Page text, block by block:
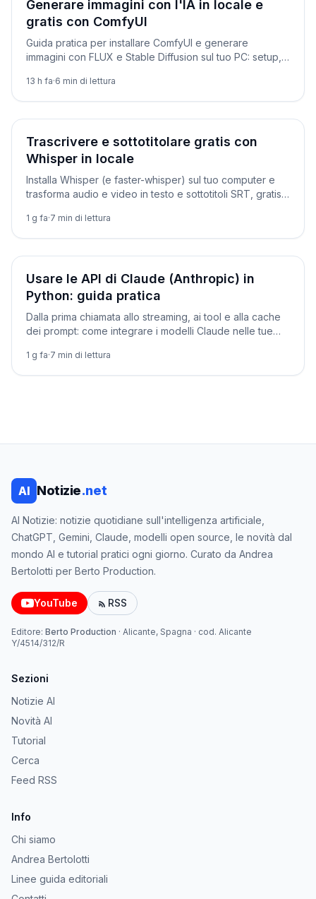
Generare immagini con l'IA in locale e
gratis con ComfyUI
Guida pratica per installare ComfyUI e generare
immagini con FLUX e Stable Diffusion sul tuo PC: setup,
esempio ed errori comuni.
13 h fa·6 min di lettura
Tutorial
Trascrivere e sottotitolare gratis con
Whisper in locale
Installa Whisper (e faster-whisper) sul tuo computer e
trasforma audio e video in testo e sottotitoli SRT, gratis
1 g fa·7 min di lettura
Tutorial
Usare le API di Claude (Anthropic) in
Python: guida pratica
Dalla prima chiamata allo streaming, ai tool e alla cache
dei prompt: come integrare i modelli Claude nelle tue
1 g fa·7 min di lettura
AI Notizie.net
AI Notizie: notizie quotidiane sull'intelligenza artificiale,
ChatGPT, Gemini, Claude, modelli open source, le novità dal
mondo AI e tutorial pratici ogni giorno. Curato da Andrea
Bertolotti per Berto Production.
YouTube RSS
Editore: Berto Production · Alicante, Spagna · cod. Alicante
Y/4514/312/R
Sezioni
Notizie AI
Novità AI
Tutorial
Cerca
Feed RSS
Info
Chi siamo
Andrea Bertolotti
Linee guida editoriali